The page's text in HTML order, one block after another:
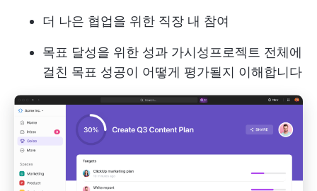
더 나은 협업을 위한 직장 내 참여
목표 달성을 위한 성과 가시성프로젝트 전체에
걸친 목표 성공이 어떻게 평가될지 이해합니다